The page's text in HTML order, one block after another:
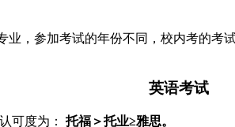
，参加考试的年份不同，校内考的
英语考试
可度为：托福＞托业≥雅思。